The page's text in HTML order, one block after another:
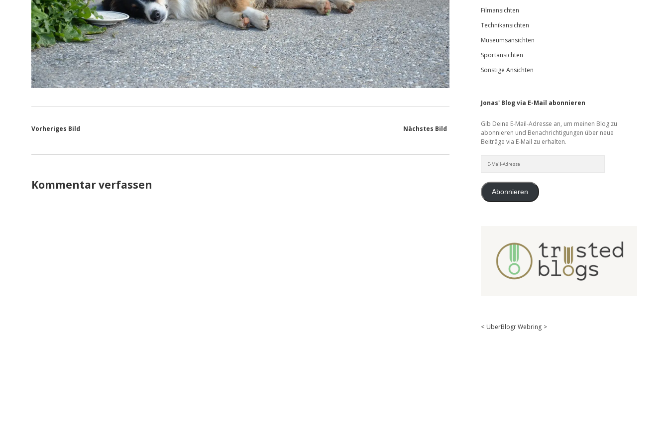
Vorheriges Bild Nächstes Bild
Kommentar verfassen
Filmansichten
Technikansichten
Museumsansichten
Sportansichten
Sonstige Ansichten
Jonas' Blog via E-Mail abonnieren
Gib Deine E-Mail-Adresse an, um meinen Blog zu
abonnieren und Benachrichtigungen über neue
Beiträge via E-Mail zu erhalten.
Mail-
Abonnieren
< UberBlogr Webring >